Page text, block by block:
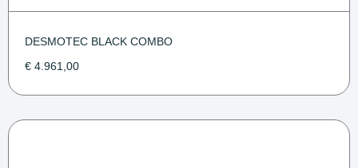
DESMOTEC BLACK COMBO
€ 4.961,00